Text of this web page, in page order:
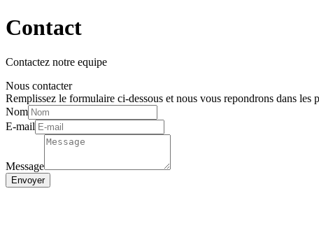
Contact
Contactez notre equipe
Nous contacter
Remplissez le formulaire ci-dessous et nous vous repondrons dans les
Nom
E-mail
Message
Envoyer